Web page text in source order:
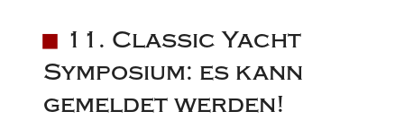
11. Classic Yacht
Symposium: es kann
gemeldet werden!